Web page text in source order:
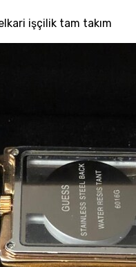
işçilik tam takım